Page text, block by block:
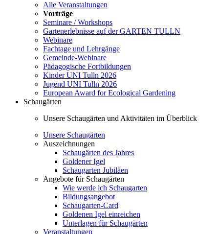
Alle Veranstaltungen
Vorträge
Seminare / Workshops
Gartenerlebnisse auf der GARTEN TULLN
Webinare
Fachtage und Lehrgänge
Gemeinde-Webinare
Pädagogische Fortbildungen
Kinder UNI Tulln 2026
Jugend UNI Tulln 2026
European Award for Ecological Gardening
Schaugärten
Unsere Schaugärten und Aktivitäten im Überblick
Unsere Schaugärten
Auszeichnungen
Schaugärten des Jahres
Goldener Igel
Schaugarten Jubiläen
Angebote für Schaugärten
Wie werde ich Schaugarten
Bildungsangebot
Schaugarten-Card
Goldenen Igel einreichen
Unterlagen für Schaugärten
Veranstaltungen